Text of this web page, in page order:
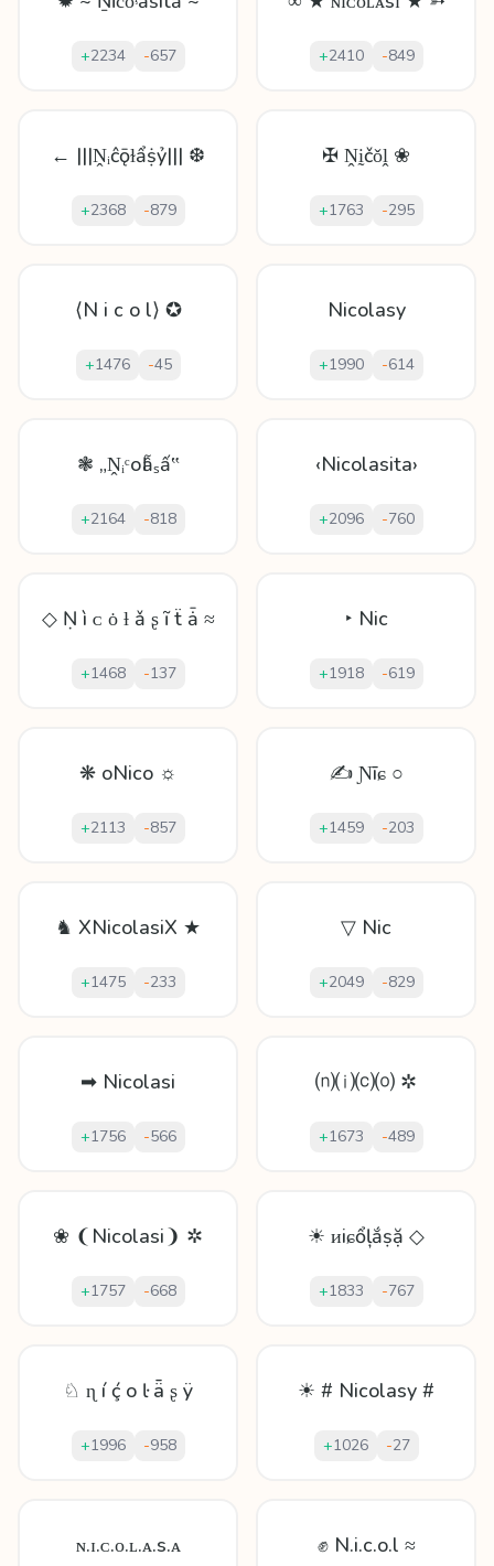
+2234 -657 +2410 -849
← |||Ṋᵢĉǭɫẩṩỷ||| ❆
+2368 -879
✠ Ṋḭčǒḽ ❀
+1763 -295
⟨N i c o l⟩ ✪
+1476 -45
Nicolasy
+1990 -614
❃ „Ṋᵢᶜоӏẫₛấ‟
+2164 -818
‹Nicolasita›
+2096 -760
◇ Ṇ ì ᴄ ȯ ƚ ǎ ʂ ĩ ẗ ǡ ≈
+1468 -137
‣ Nic
+1918 -619
❋ oNico ☼
+2113 -857
✍ Ɲīɕ ○
+1459 -203
♞ XNicolasiX ★
+1475 -233
▽ Nic
+2049 -829
➡ Nicolasi
+1756 -566
⒩⒤⒞⒪ ✲
+1673 -489
❀ ❨Nicolasi❩ ✲
+1757 -668
☀ ᴎiɕổļắṣặ ◇
+1833 -767
♘ ɳ í ḉ o ŀ ǟ ʂ ÿ
+1996 -958
☀ # Nicolasy #
+1026 -27
ɴ.ɪ.ᴄ.ᴏ.ʟ.ᴀ.s.ᴀ ✊ N.i.c.o.l ≈